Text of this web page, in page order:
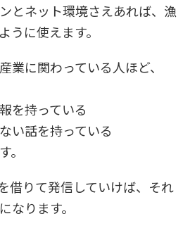
とネット環境さえあれば、漁
うに使えます。
業に関わっている人ほど、
を持っている
い話を持っている
。
借りて発信していけば、それ
なります。